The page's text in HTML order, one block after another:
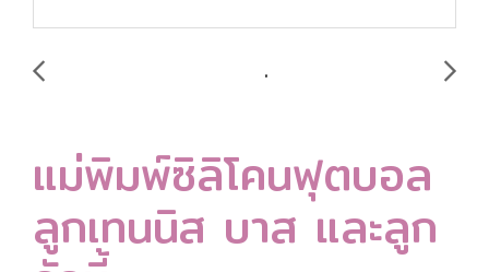
แม่พิมพ์ซิลิโคนฟุตบอล
ลูกเทนนิส บาส และลูก